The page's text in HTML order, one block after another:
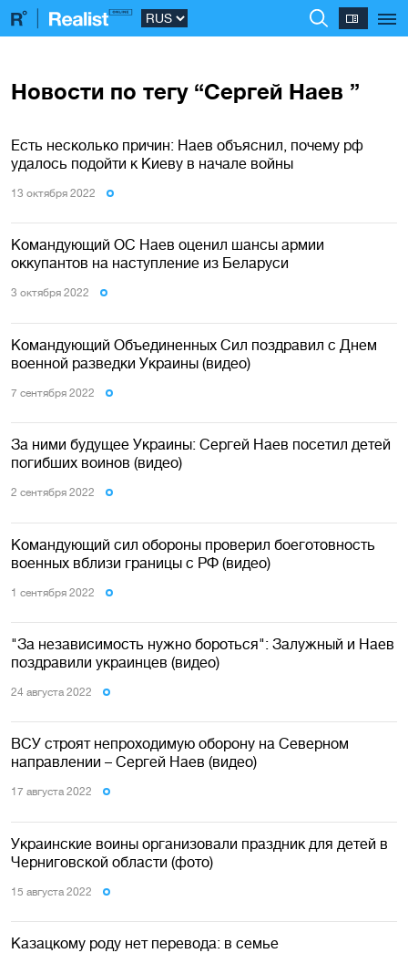
Новости по тегу “Сергей Наев ”
Есть несколько причин: Наев объяснил, почему рф
удалось подойти к Киеву в начале войны
13 октября 2022
Командующий ОС Наев оценил шансы армии
оккупантов на наступление из Беларуси
3 октября 2022
Командующий Объединенных Сил поздравил с Днем
военной разведки Украины (видео)
7 сентября 2022
За ними будущее Украины: Сергей Наев посетил детей
погибших воинов (видео)
2 сентября 2022
Командующий сил обороны проверил боеготовность
военных вблизи границы с РФ (видео)
1 сентября 2022
"За независимость нужно бороться": Залужный и Наев
поздравили украинцев (видео)
24 августа 2022
ВСУ строят непроходимую оборону на Северном
направлении – Сергей Наев (видео)
17 августа 2022
Украинские воины организовали праздник для детей в
Черниговской области (фото)
15 августа 2022
Казацкому роду нет перевода: в семье